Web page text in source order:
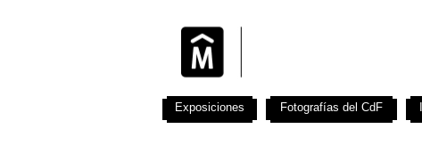
Exposiciones Fotografías del CdF